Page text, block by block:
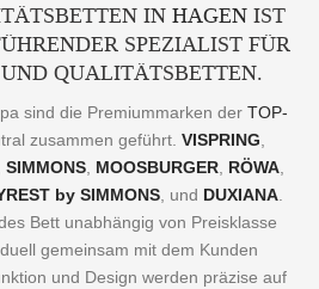
IN HAGEN IST
SPEZIALIST FÜR
QUALITÄTSBETTEN.
sind die Premiummarken der TOP-
zusammen geführt. VISPRING,
SIMMONS, MOOSBURGER, RÖWA,
by SIMMONS, und DUXIANA.
Bett unabhängig von Preisklasse
gemeinsam mit dem Kunden
und Design werden präzise auf